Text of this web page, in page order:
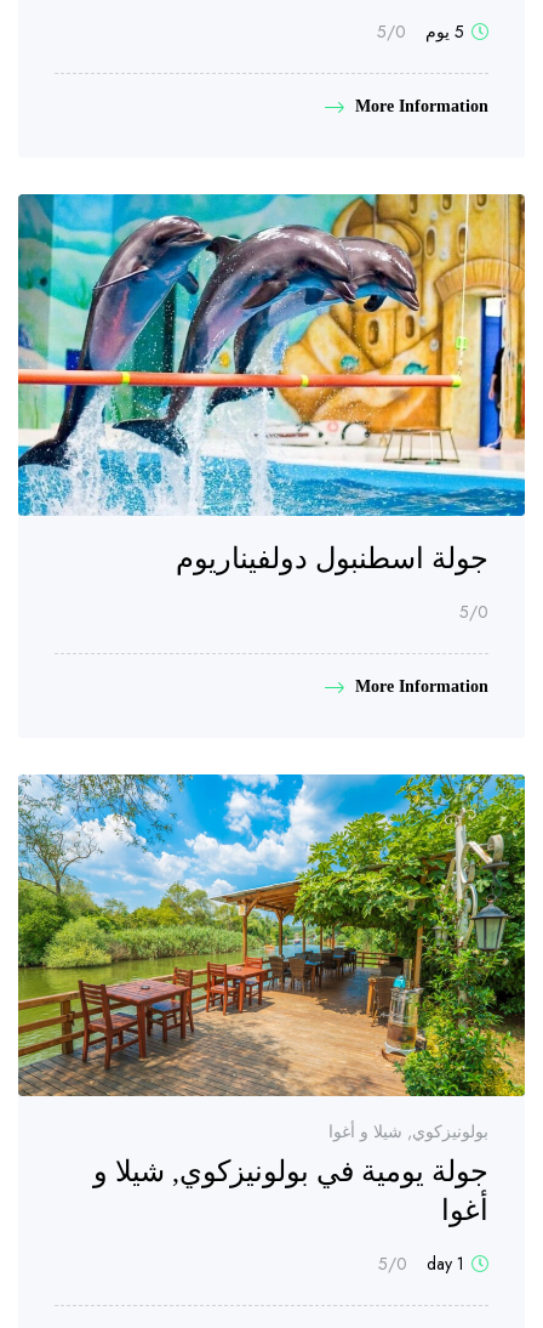
5 يوم 0
/5
More Information
جولة اسطنبول دولفيناريوم
0
/5
More Information
بولونيزكوي, شيلا و أغوا
جولة يومية في بولونيزكوي, شيلا و
أغوا
1 day
0
/5